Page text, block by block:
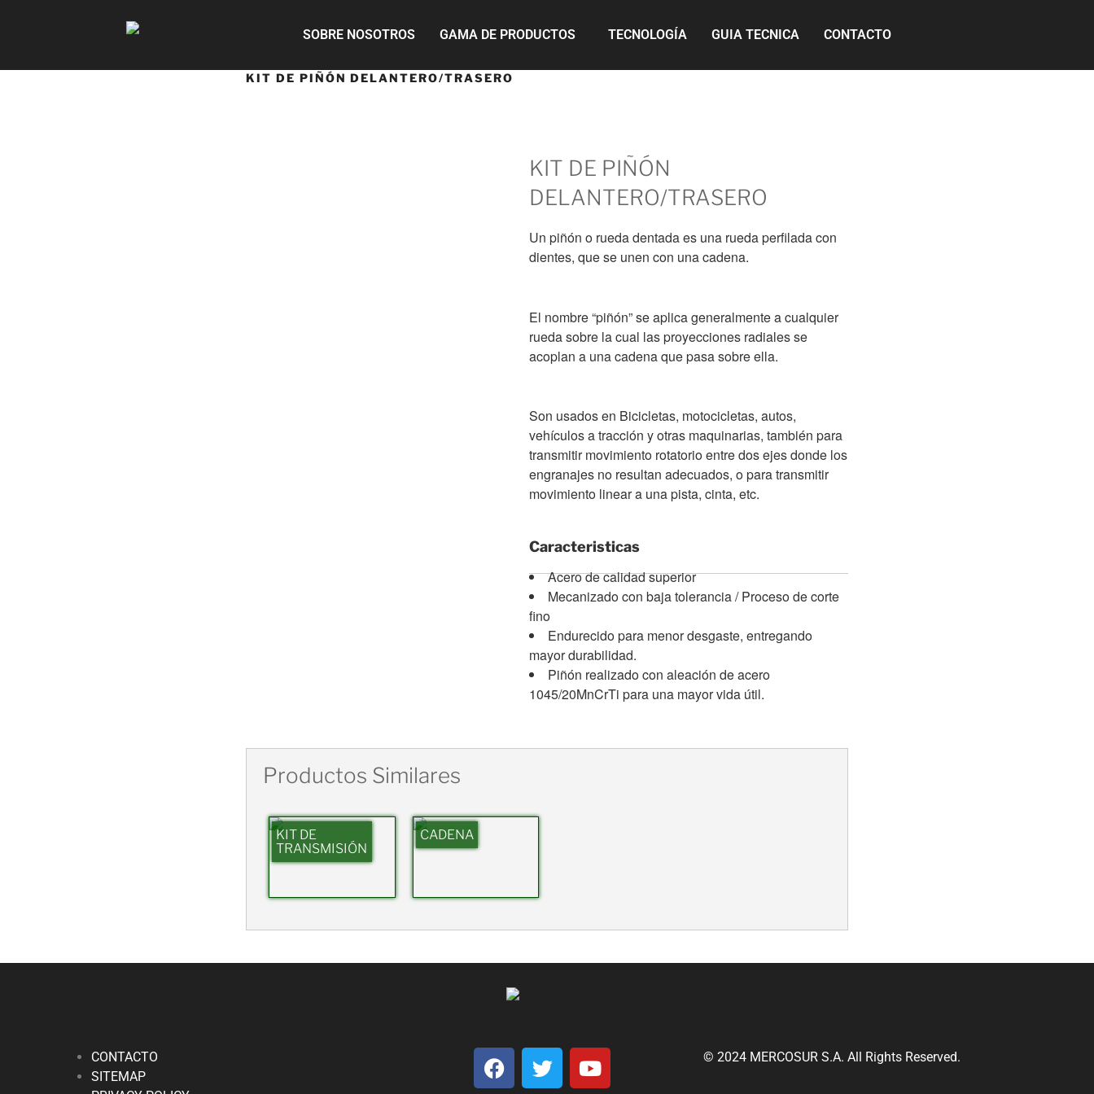
SOBRE NOSOTROS GAMA DE PRODUCTOS TECNOLOGÍA GUIA TECNICA CONTACTO
KIT DE PIÑÓN DELANTERO/TRASERO
KIT DE PIÑÓN
DELANTERO/TRASERO
Un piñón o rueda dentada es una rueda perfilada con
dientes, que se unen con una cadena.
El nombre “piñón” se aplica generalmente a cualquier
rueda sobre la cual las proyecciones radiales se
acoplan a una cadena que pasa sobre ella.
Son usados en Bicicletas, motocicletas, autos,
vehículos a tracción y otras maquinarias, también para
transmitir movimiento rotatorio entre dos ejes donde los
engranajes no resultan adecuados, o para transmitir
movimiento linear a una pista, cinta, etc.
Caracteristicas
Acero de calidad superior
Mecanizado con baja tolerancia / Proceso de corte
fino
Endurecido para menor desgaste, entregando
mayor durabilidad.
Piñón realizado con aleación de acero
1045/20MnCrTi para una mayor vida útil.
Productos Similares
KIT DE
TRANSMISIÓN
CADENA
CONTACTO
SITEMAP
© 2024 MERCOSUR S.A. All Rights Reserved.